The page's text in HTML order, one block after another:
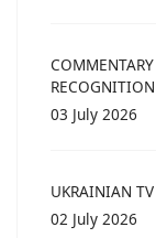
RECOGNITION
03 July 2026
UKRAINIAN
02 July 2026